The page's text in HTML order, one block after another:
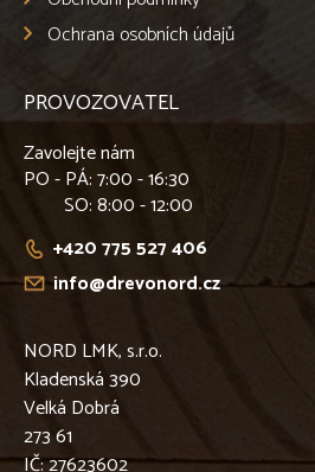
Ochrana osobních údajů
PROVOZOVATEL
Zavolejte nám
PO - PÁ: 7:00 - 16:30
SO: 8:00 - 12:00
+420 775 527 406
info@drevonord.cz
NORD LMK, s.r.o.
Kladenská 390
Velká Dobrá
273 61